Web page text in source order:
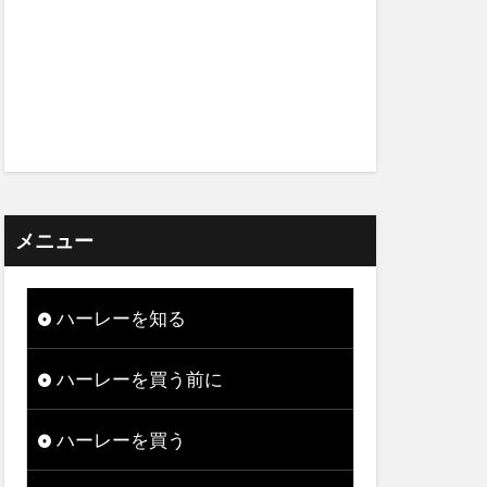
メニュー
ハーレーを知る
ハーレーを買う前に
ハーレーを買う